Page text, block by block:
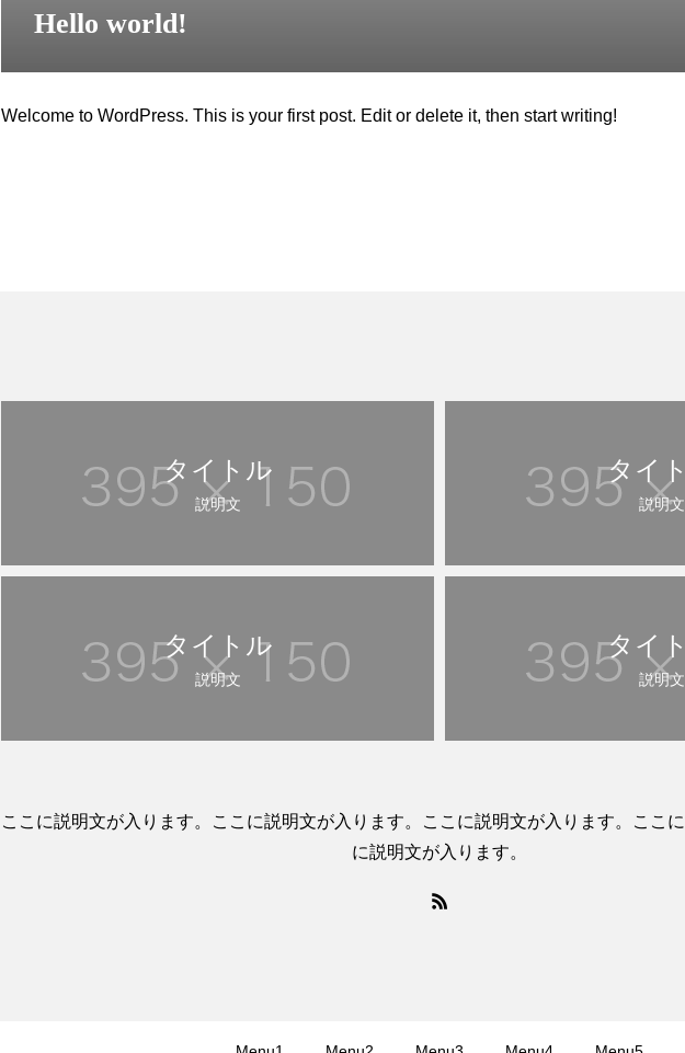
Hello world!
Welcome to WordPress. This is your first post. Edit or delete it, then start writing!
タイトル
説明文
タイ
説明文
タイトル
説明文
タイ
説明文
ここに説明文が入ります。ここに説明文が入ります。ここに説明文が入ります。ここ
に説明文が入ります。